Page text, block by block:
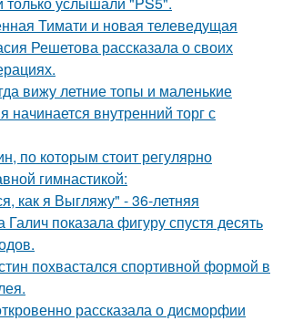
Тимати и новая телеведущая
Решетова рассказала о своих
вижу летние топы и маленькие
начинается внутренний торг с
по которым стоит регулярно
гимнастикой:
как я Выгляжу" - 36-летняя
показала фигуру спустя десять
похвастался спортивной формой в
рассказала о дисморфии